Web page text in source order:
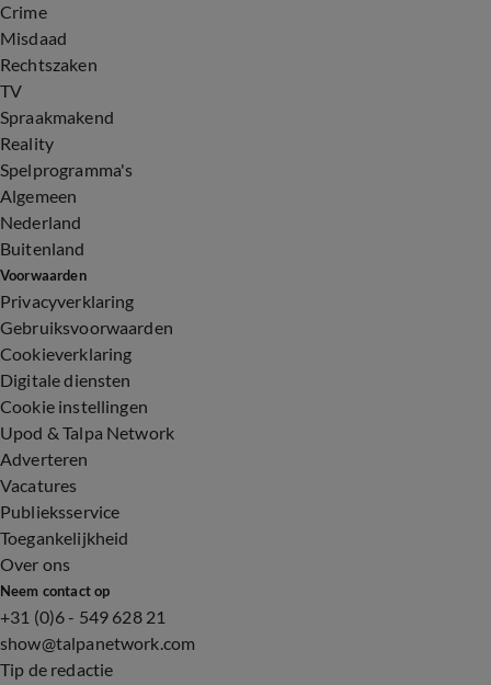
Crime
Misdaad
Rechtszaken
TV
Spraakmakend
Reality
Spelprogramma's
Algemeen
Nederland
Buitenland
Voorwaarden
Privacyverklaring
Gebruiksvoorwaarden
Cookieverklaring
Digitale diensten
Cookie instellingen
Upod & Talpa Network
Adverteren
Vacatures
Publieksservice
Toegankelijkheid
Over ons
Neem contact op
+31 (0)6 - 549 628 21
show@talpanetwork.com
Tip de redactie